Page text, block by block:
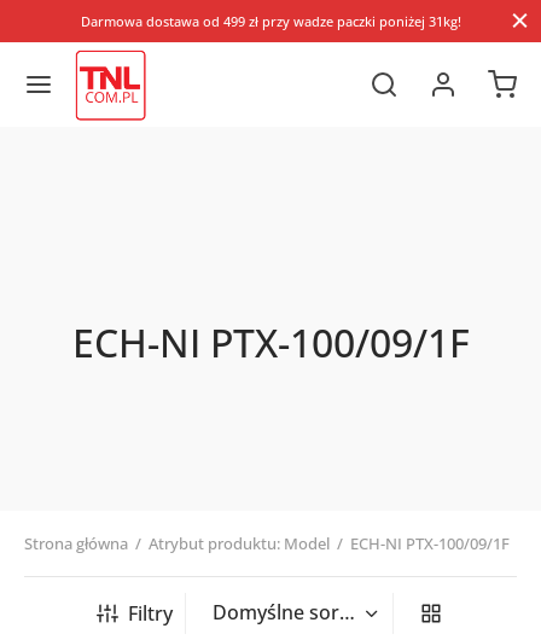
Darmowa dostawa od 499 zł przy wadze paczki poniżej 31kg!
ECH-NI PTX-100/09/1F
Strona główna / Atrybut produktu: Model / ECH-NI PTX-100/09/1F
Filtry